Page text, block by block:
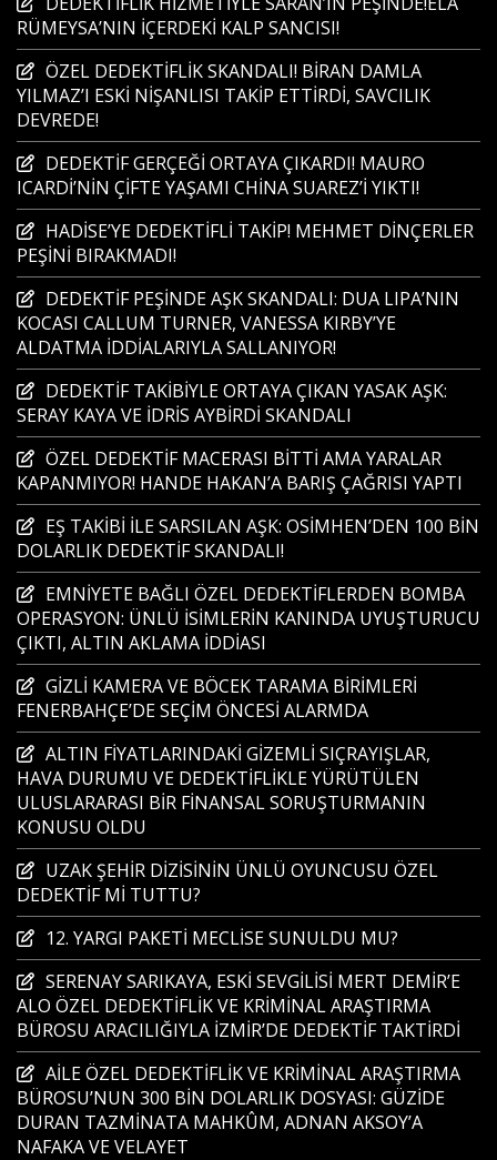
RÜMEYSA’NIN İÇERDEKİ KALP SANCISI!
ÖZEL DEDEKTİFLİK SKANDALI! BİRAN DAMLA
YILMAZ’I ESKİ NİŞANLISI TAKİP ETTİRDİ, SAVCILIK
DEVREDE!
DEDEKTİF GERÇEĞİ ORTAYA ÇIKARDI! MAURO
ICARDİ’NİN ÇİFTE YAŞAMI CHİNA SUAREZ’İ YIKTI!
HADİSE’YE DEDEKTİFLİ TAKİP! MEHMET DİNÇERLER
PEŞİNİ BIRAKMADI!
DEDEKTİF PEŞİNDE AŞK SKANDALI: DUA LIPA’NIN
KOCASI CALLUM TURNER, VANESSA KIRBY’YE
ALDATMA İDDİALARIYLA SALLANIYOR!
DEDEKTİF TAKİBİYLE ORTAYA ÇIKAN YASAK AŞK:
SERAY KAYA VE İDRİS AYBİRDİ SKANDALI
ÖZEL DEDEKTİF MACERASI BİTTİ AMA YARALAR
KAPANMIYOR! HANDE HAKAN’A BARIŞ ÇAĞRISI YAPTI
EŞ TAKİBİ İLE SARSILAN AŞK: OSİMHEN’DEN 100 BİN
DOLARLIK DEDEKTİF SKANDALI!
EMNİYETE BAĞLI ÖZEL DEDEKTİFLERDEN BOMBA
OPERASYON: ÜNLÜ İSİMLERİN KANINDA UYUŞTURUCU
ÇIKTI, ALTIN AKLAMA İDDİASI
GİZLİ KAMERA VE BÖCEK TARAMA BİRİMLERİ
FENERBAHÇE’DE SEÇİM ÖNCESİ ALARMDA
ALTIN FİYATLARINDAKİ GİZEMLİ SIÇRAYIŞLAR,
HAVA DURUMU VE DEDEKTİFLİKLE YÜRÜTÜLEN
ULUSLARARASI BİR FİNANSAL SORUŞTURMANIN
KONUSU OLDU
UZAK ŞEHİR DİZİSİNİN ÜNLÜ OYUNCUSU ÖZEL
DEDEKTİF Mİ TUTTU?
12. YARGI PAKETİ MECLİSE SUNULDU MU?
SERENAY SARIKAYA, ESKİ SEVGİLİSİ MERT DEMİR’E
ALO ÖZEL DEDEKTİFLİK VE KRİMİNAL ARAŞTIRMA
BÜROSU ARACILIĞIYLA İZMİR’DE DEDEKTİF TAKTİRDİ
AİLE ÖZEL DEDEKTİFLİK VE KRİMİNAL ARAŞTIRMA
BÜROSU’NUN 300 BİN DOLARLIK DOSYASI: GÜZİDE
DURAN TAZMİNATA MAHKÛM, ADNAN AKSOY’A
NAFAKA VE VELAYET